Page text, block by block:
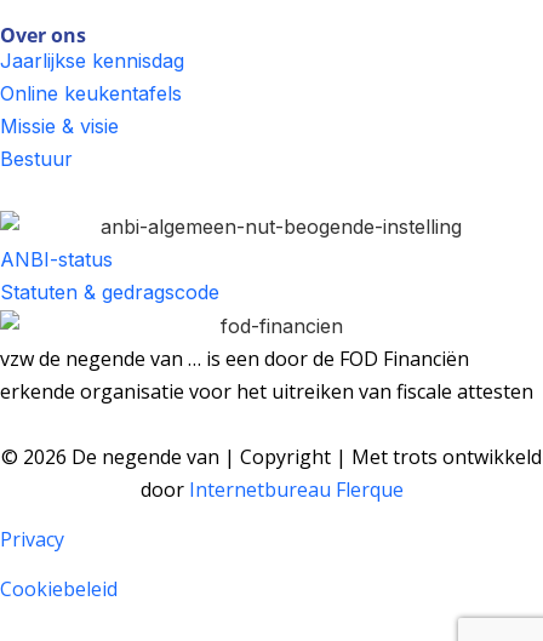
Over ons
Jaarlijkse kennisdag
Online keukentafels
Missie & visie
Bestuur
ANBI-status
Statuten & gedragscode
vzw de negende van … is een door de FOD Financiën
erkende organisatie voor het uitreiken van fiscale attesten
© 2026 De negende van | Copyright | Met trots ontwikkeld
door Internetbureau Flerque
Privacy
Cookiebeleid